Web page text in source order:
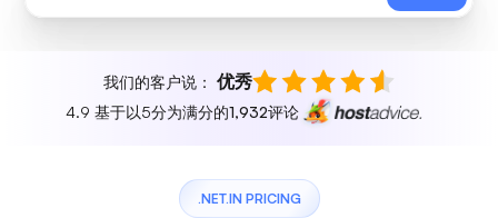
我们的客户说： 优秀
4.9 基于以5分为满分的1,932评论
.NET.IN PRICING